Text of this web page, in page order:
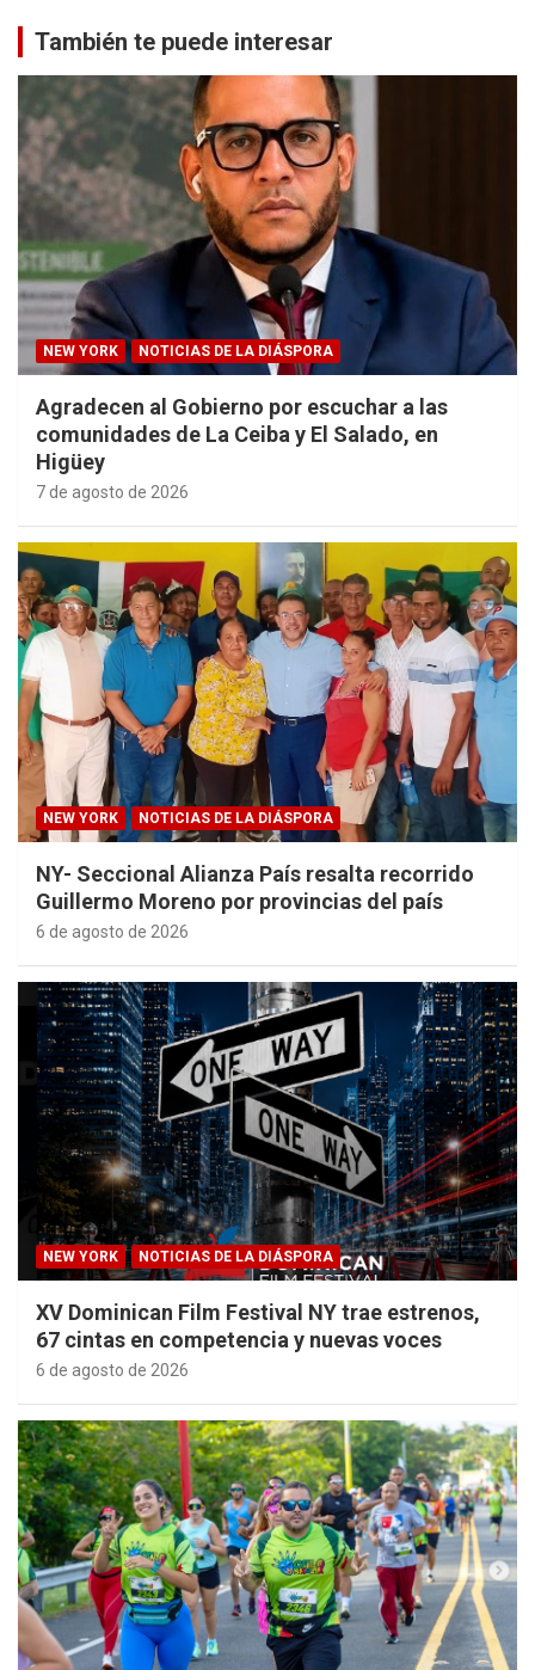
También te puede interesar
NEW YORK NOTICIAS DE LA DIÁSPORA
Agradecen al Gobierno por escuchar a las
comunidades de La Ceiba y El Salado, en
Higüey
7 de agosto de 2026
NEW YORK NOTICIAS DE LA DIÁSPORA
NY- Seccional Alianza País resalta recorrido
Guillermo Moreno por provincias del país
6 de agosto de 2026
NEW YORK NOTICIAS DE LA DIÁSPORA
XV Dominican Film Festival NY trae estrenos,
67 cintas en competencia y nuevas voces
6 de agosto de 2026